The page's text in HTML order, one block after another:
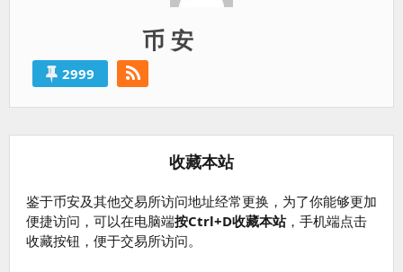
币 安
2999
收藏本站
鉴于币安及其他交易所访问地址经常更换，为了你能够更加
便捷访问，可以在电脑端按Ctrl+D收藏本站，手机端点击
收藏按钮，便于交易所访问。